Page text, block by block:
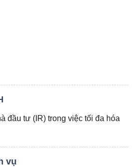
đầu tư (IR) trong việc tối đa hóa
vụ